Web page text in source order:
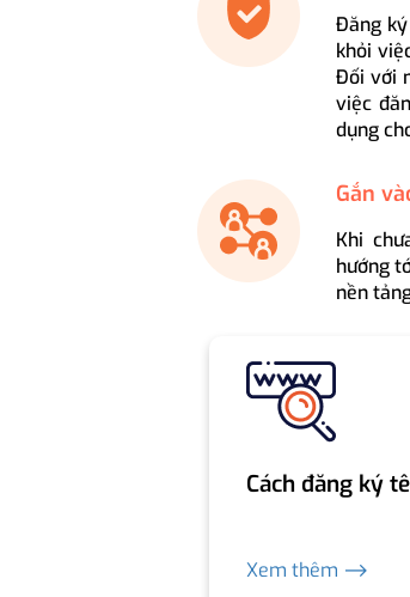
Đăng
khỏi
Đối với
việc
dụng
Gắn
Khi
hướng
nền
Cách đăng ký
Xem thêm ⟶